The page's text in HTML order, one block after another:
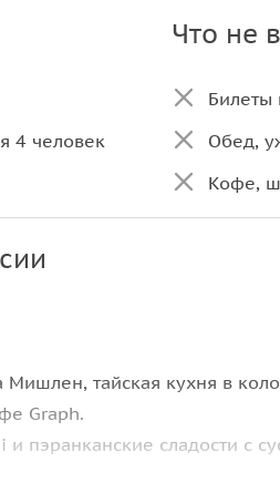
4 человек
Что не
Билеты
Обед,
Кофе,
Мишлен, тайская кухня в
Graph.
и пэранканские сладости с